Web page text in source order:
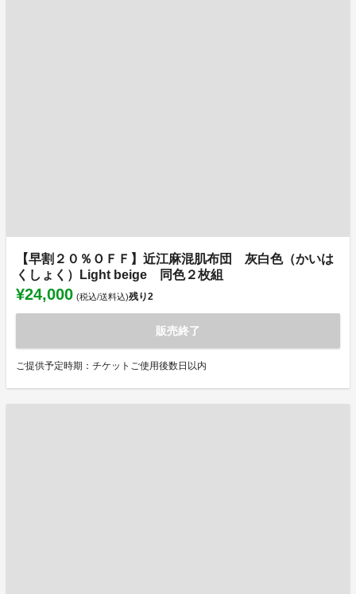
【早割２０％ＯＦＦ】近江麻混肌布団 灰白色（かいは
くしょく）Light beige 同色２枚組
¥24,000 (税込/送料込)残り2
販売終了
ご提供予定時期：チケットご使用後数日以内